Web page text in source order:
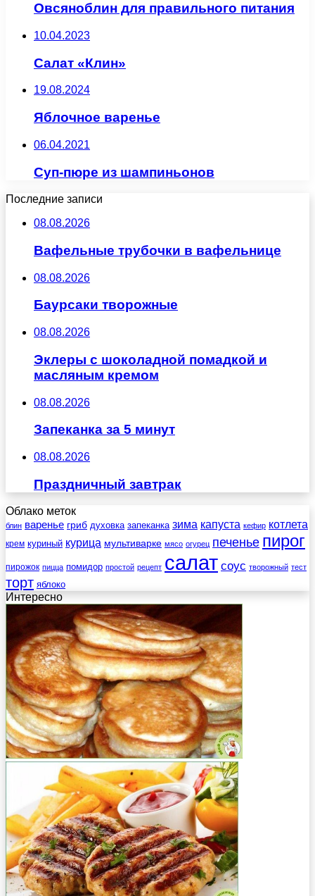
Овсяноблин для правильного питания
10.04.2023
Салат «Клин»
19.08.2024
Яблочное варенье
06.04.2021
Суп-пюре из шампиньонов
Последние записи
08.08.2026
Вафельные трубочки в вафельнице
08.08.2026
Баурсаки творожные
08.08.2026
Эклеры с шоколадной помадкой и
масляным кремом
08.08.2026
Запеканка за 5 минут
08.08.2026
Праздничный завтрак
Облако меток
блин варенье гриб духовка запеканка зима капуста кефир котлета
крем куриный курица мультиварке мясо огурец печенье пирог
пирожок пицца помидор простой рецепт салат соус творожный тест
торт яблоко
Интересно